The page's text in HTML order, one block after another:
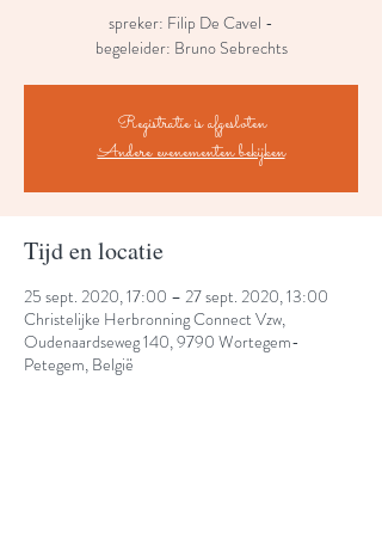
spreker: Filip De Cavel -
begeleider: Bruno Sebrechts
Registratie is afgesloten
Andere evenementen bekijken
Tijd en locatie
25 sept. 2020, 17:00 – 27 sept. 2020, 13:00
Christelijke Herbronning Connect Vzw,
Oudenaardseweg 140, 9790 Wortegem-
Petegem, België